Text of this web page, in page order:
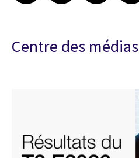
Centre des médias